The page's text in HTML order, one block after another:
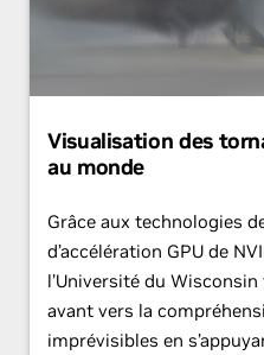
Visualisation des
au monde
Grâce aux technologies
d’accélération GPU de
l’Université du
avant vers la
imprévisibles en